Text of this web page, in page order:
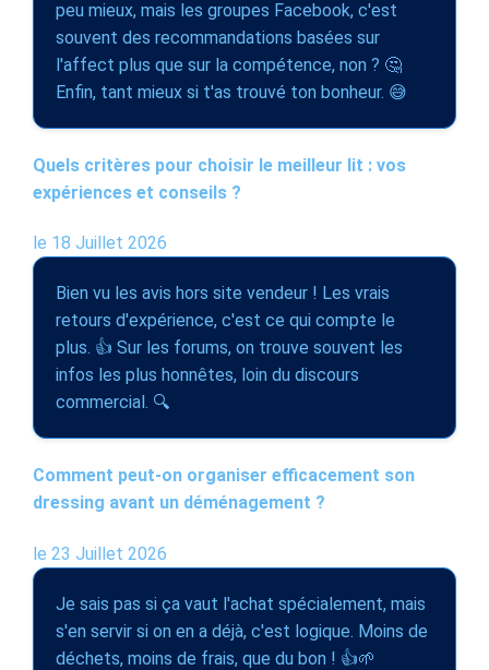
peu mieux, mais les groupes Facebook, c'est
souvent des recommandations basées sur
l'affect plus que sur la compétence, non ? 🤔
Enfin, tant mieux si t'as trouvé ton bonheur. 😅
Quels critères pour choisir le meilleur lit : vos
expériences et conseils ?
le 18 Juillet 2026
Bien vu les avis hors site vendeur ! Les vrais
retours d'expérience, c'est ce qui compte le
plus. 👍 Sur les forums, on trouve souvent les
infos les plus honnêtes, loin du discours
commercial. 🔍
Comment peut-on organiser efficacement son
dressing avant un déménagement ?
le 23 Juillet 2026
Je sais pas si ça vaut l'achat spécialement, mais
s'en servir si on en a déjà, c'est logique. Moins de
déchets, moins de frais, que du bon ! 👍🌱